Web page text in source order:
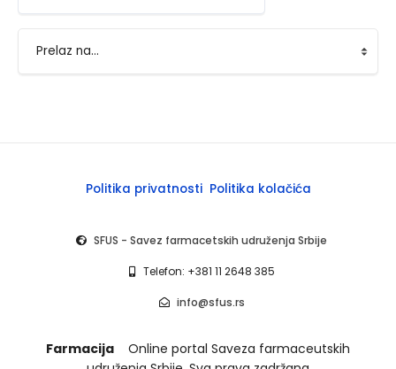
Prelaz na...
Politika privatnosti Politika kolačića
SFUS - Savez farmacetskih udruženja Srbije
Telefon: +381 11 2648 385
info@sfus.rs
Farmacija
Online portal Saveza farmaceutskih